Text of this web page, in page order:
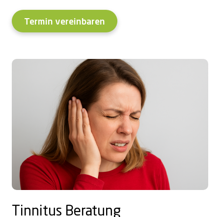
Termin vereinbaren
Tinnitus Beratung